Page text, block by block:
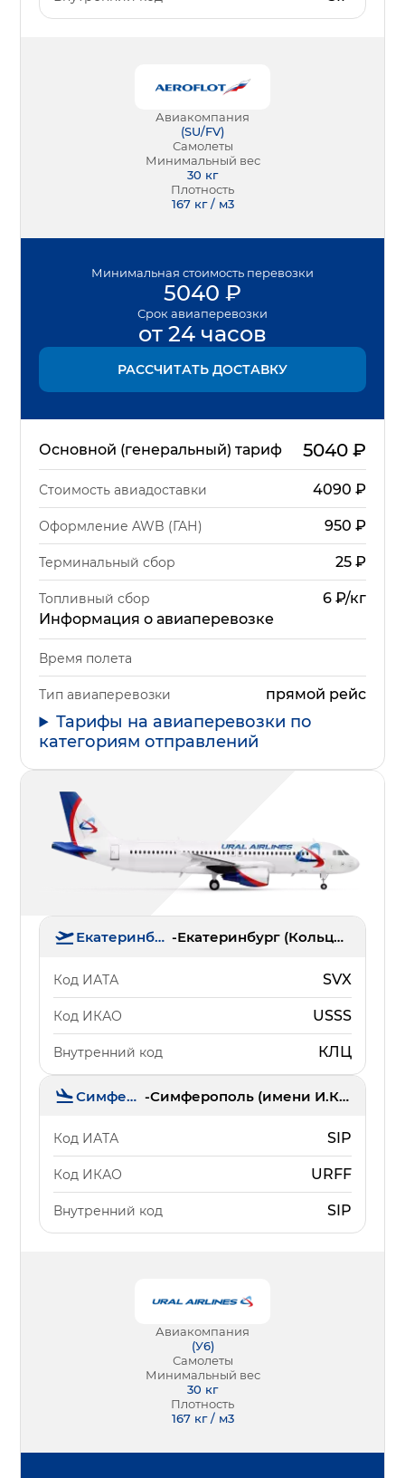
Авиакомпания
(SU/FV)
Самолеты
Минимальный вес
30 кг
Плотность
167 кг / м3
Минимальная стоимость перевозки
5040 ₽
Срок авиаперевозки
от 24 часов
РАССЧИТАТЬ ДОСТАВКУ
Основной (генеральный) тариф 5040₽
Стоимость авиадоставки 4090 ₽
Оформление AWB (ГАН) 950 ₽
Терминальный сбор 25₽
Топливный сбор
6 ₽/кг
Информация о авиаперевозке
Время полета
Тип авиаперевозки прямой рейс
Тарифы на авиаперевозки по
категориям отправлений
Екатеринбург - Екатеринбург (Кольцово)
Код ИАТА SVX
Код ИКАО USSS
Внутренний код КЛЦ
Симферополь - Симферополь (имени И.К. Айвазовского)
Код ИАТА SIP
Код ИКАО URFF
Внутренний код SIP
Авиакомпания
(У6)
Самолеты
Минимальный вес
30 кг
Плотность
167 кг / м3